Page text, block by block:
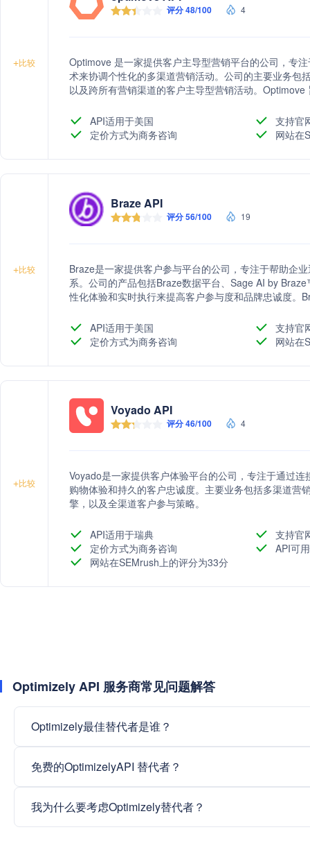
+比较
评分 48/100 4
Optimove 是一家提供客户主导型营销平台的公司，专
术来协调个性化的多渠道营销活动。公司的主要业务包
以及跨所有营销渠道的客户主导型营销活动。
API适用于美国
支持官
定价方式为商务咨询
网站在
+比较
Braze API
评分 56/100 19
Braze是一家提供客户参与平台的公司，专注于帮助企
系。公司的产品包括Braze数据平台、Sage AI by
性化体验和实时执行来提高客户参与度和品牌忠诚度。
平台和AI能力，帮助企业实现客户关系的深度挖掘和营
API适用于美国
支持官
定价方式为商务咨询
网站在
+比较
Voyado API
评分 46/100 4
Voyado是一家提供客户体验平台的公司，专注于通过
购物体验和持久的客户忠诚度。主要业务包括多渠道营
擎，以及全渠道客户参与策略。
API适用于瑞典
支持官
定价方式为商务咨询
API可
网站在SEMrush上的评分为33分
Optimizely API 服务商常见问题解答
Optimizely最佳替代者是谁？
免费的OptimizelyAPI 替代者？
我为什么要考虑Optimizely替代者？